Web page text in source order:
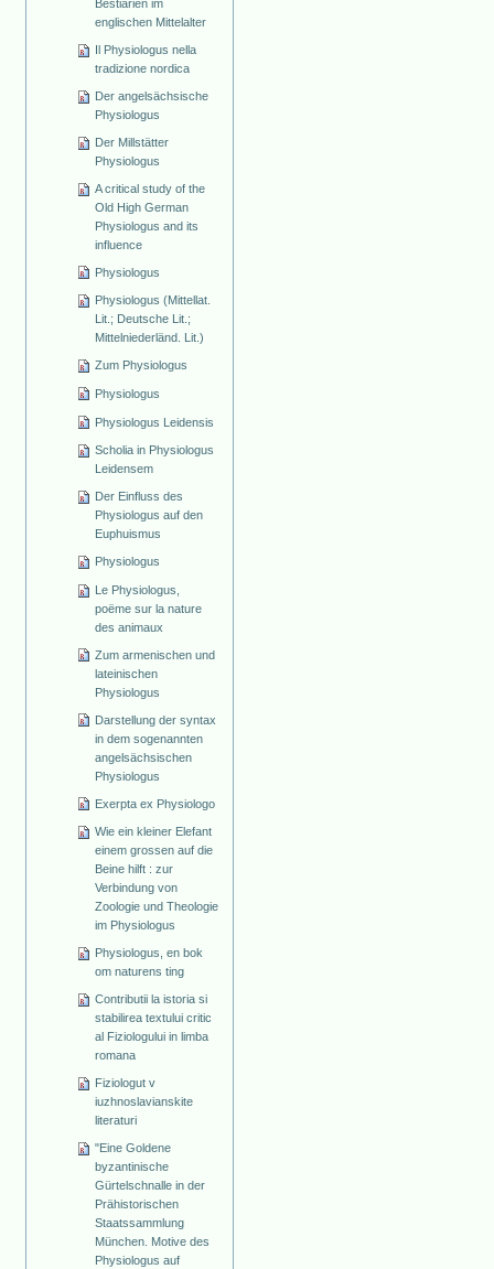
Bestiarien im
englischen Mittelalter
Il Physiologus nella
tradizione nordica
Der angelsächsische
Physiologus
Der Millstätter
Physiologus
A critical study of the
Old High German
Physiologus and its
influence
Physiologus
Physiologus (Mittellat.
Lit.; Deutsche Lit.;
Mittelniederländ. Lit.)
Zum Physiologus
Physiologus
Physiologus Leidensis
Scholia in Physiologus
Leidensem
Der Einfluss des
Physiologus auf den
Euphuismus
Physiologus
Le Physiologus,
poëme sur la nature
des animaux
Zum armenischen und
lateinischen
Physiologus
Darstellung der syntax
in dem sogenannten
angelsächsischen
Physiologus
Exerpta ex Physiologo
Wie ein kleiner Elefant
einem grossen auf die
Beine hilft : zur
Verbindung von
Zoologie und Theologie
im Physiologus
Physiologus, en bok
om naturens ting
Contributii la istoria si
stabilirea textului critic
al Fiziologului in limba
romana
Fiziologut v
iuzhnoslavianskite
literaturi
"Eine Goldene
byzantinische
Gürtelschnalle in der
Prähistorischen
Staatssammlung
München. Motive des
Physiologus auf